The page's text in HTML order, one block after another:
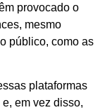
provocado o
mesmo
público, como as
plataformas
em vez disso,